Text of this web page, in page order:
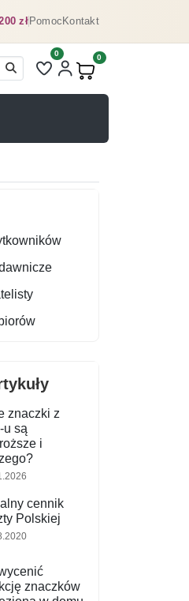
złPomocKontakt
Liczba pozycji na liście
0
Produkty w koszyku:
0
znaczki z
u są
i
cennik
Polskiej
znaczków